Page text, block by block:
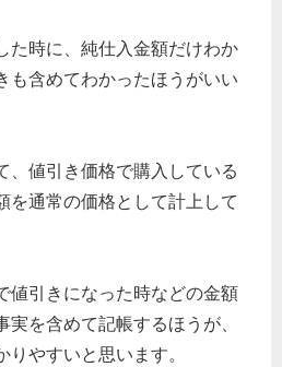
た時に、純仕入金額だけわか
も含めてわかったほうがいい
、値引き価格で購入している
を通常の価格として計上して
値引きになった時などの金額
を含めて記帳するほうが、
やすいと思います。